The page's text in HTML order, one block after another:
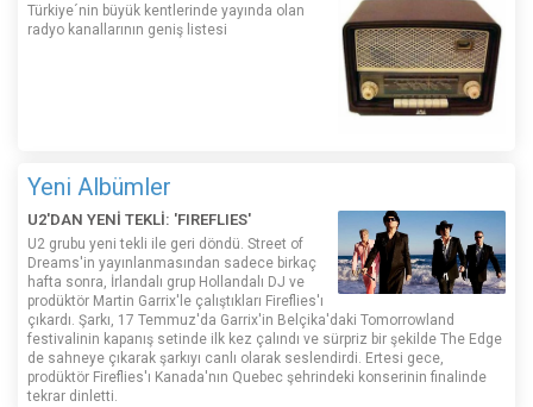
Türkiye´nin büyük kentlerinde yayında olan
radyo kanallarının geniş listesi
Yeni Albümler
U2'DAN YENİ TEKLİ: 'FIREFLIES'
U2 grubu yeni tekli ile geri döndü. Street of
Dreams'in yayınlanmasından sadece birkaç
hafta sonra, İrlandalı grup Hollandalı DJ ve
prodüktör Martin Garrix'le çalıştıkları Fireflies'ı
çıkardı. Şarkı, 17 Temmuz'da Garrix'in Belçika'daki Tomorrowland
festivalinin kapanış setinde ilk kez çalındı ​​ve sürpriz bir şekilde The Edge
de sahneye çıkarak şarkıyı canlı olarak seslendirdi. Ertesi gece,
prodüktör Fireflies'ı Kanada'nın Quebec şehrindeki konserinin finalinde
tekrar dinletti.